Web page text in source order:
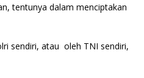
tentunya dalam menciptakan
sendiri, atau oleh TNI sendiri,